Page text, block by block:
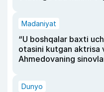
Madaniyat
“U boshqalar baxti
otasini kutgan aktrisa
Ahmedovaning
Dunyo